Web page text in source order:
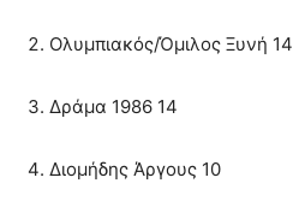
Ολυμπιακός/Όμιλος Ξυνή 14
Δράμα 1986 14
Διομήδης Άργους 10